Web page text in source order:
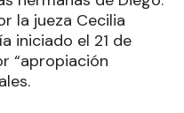
la jueza Cecilia
iniciado el 21 de
“apropiación